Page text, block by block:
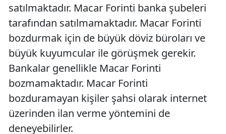
satılmaktadır. Macar Forinti banka şubeleri
tarafından satılmamaktadır. Macar Forinti
bozdurmak için de büyük döviz büroları ve
büyük kuyumcular ile görüşmek gerekir.
Bankalar genellikle Macar Forinti
bozmamaktadır. Macar Forinti
bozduramayan kişiler şahsi olarak internet
üzerinden ilan verme yöntemini de
deneyebilirler.